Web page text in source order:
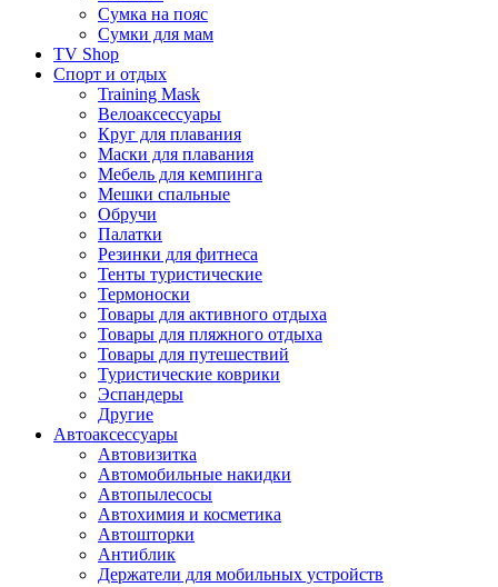
Сумка на пояс
Сумки для мам
TV Shop
Спорт и отдых
Training Mask
Велоаксессуары
Круг для плавания
Маски для плавания
Мебель для кемпинга
Мешки спальные
Обручи
Палатки
Резинки для фитнеса
Тенты туристические
Термоноски
Товары для активного отдыха
Товары для пляжного отдыха
Товары для путешествий
Туристические коврики
Эспандеры
Другие
Автоаксессуары
Автовизитка
Автомобильные накидки
Автопылесосы
Автохимия и косметика
Автошторки
Антиблик
Держатели для мобильных устройств